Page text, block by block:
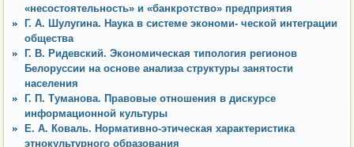
«несостоятельность» и «банкротство» предприятия
Г. А. Шулугина. Наука в системе экономи- ческой интеграции
общества
Г. В. Ридевский. Экономическая типология регионов
Белоруссии на основе анализа структуры занятости
населения
Г. П. Туманова. Правовые отношения в дискурсе
информационной культуры
Е. А. Коваль. Нормативно-этическая характеристика
этнокультурного образования